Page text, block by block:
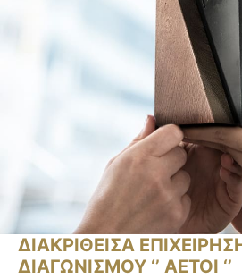
ΔΙΑΚΡΙΘΕΙΣΑ
ΔΙΑΓΩΝΙΣΜΟΥ ‘’ ΑΕΤΟΙ ‘’